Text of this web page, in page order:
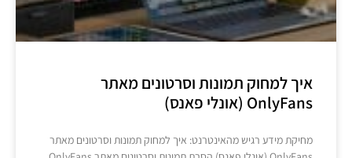
איך למחוק תמונות וסרטונים מאתר
OnlyFans (אונלי פאנס)
מחיקת מידע רגיש מהאינטרנט: איך למחוק תמונות וסרטונים מאתר